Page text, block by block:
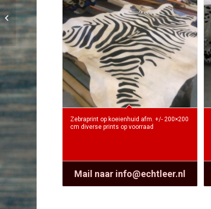
Zebraprint op koeienhuid afm. +/- 200×200
cm diverse prints op voorraad
Mail naar info@echtleer.nl
runderleer